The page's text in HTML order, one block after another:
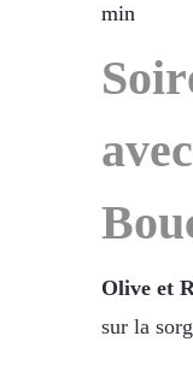
min
Olive et
sur la